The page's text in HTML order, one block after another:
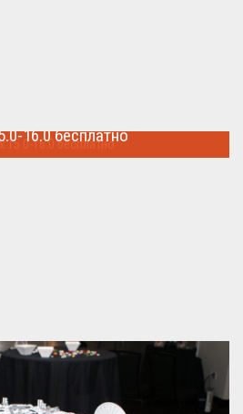
16.0 бесплатно